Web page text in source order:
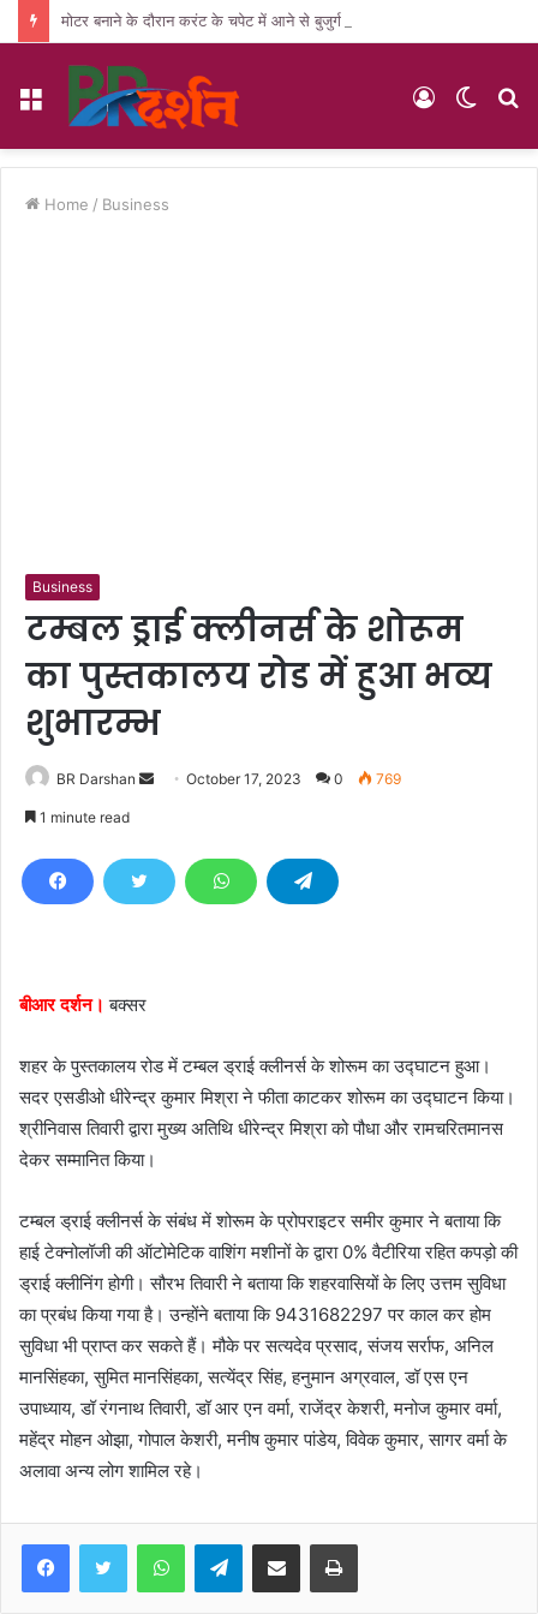
मोटर बनाने के दौरान करंट के चपेट में आने से बुजुर्ग की मौत, पसरा मातम
Menu
Switch
Log
Home / Business
Business
टम्बल ड्राई क्लीनर्स के शोरूम
का पुस्तकालय रोड में हुआ भव्य
शुभारम्भ
BR Darshan
d
l
October 17, 2023 0 769
1 minute read
बीआर दर्शन। बक्सर
शहर के पुस्तकालय रोड में टम्बल ड्राई क्लीनर्स के शोरूम का उद्घाटन हुआ।
सदर एसडीओ धीरेन्द्र कुमार मिश्रा ने फीता काटकर शोरूम का उद्घाटन किया।
श्रीनिवास तिवारी द्वारा मुख्य अतिथि धीरेन्द्र मिश्रा को पौधा और रामचरितमानस
देकर सम्मानित किया।
टम्बल ड्राई क्लीनर्स के संबंध में शोरूम के प्रोपराइटर समीर कुमार ने बताया कि
हाई टेक्नोलॉजी की ऑटोमेटिक वाशिंग मशीनों के द्वारा 0% वैटीरिया रहित कपड़ो की
ड्राई क्लीनिंग होगी। सौरभ तिवारी ने बताया कि शहरवासियों के लिए उत्तम सुविधा
का प्रबंध किया गया है। उन्होंने बताया कि 9431682297 पर काल कर होम
सुविधा भी प्राप्त कर सकते हैं। मौके पर सत्यदेव प्रसाद, संजय सर्राफ, अनिल
मानसिंहका, सुमित मानसिंहका, सत्येंद्र सिंह, हनुमान अग्रवाल, डॉ एस एन
उपाध्याय, डॉ रंगनाथ तिवारी, डॉ आर एन वर्मा, राजेंद्र केशरी, मनोज कुमार वर्मा,
महेंद्र मोहन ओझा, गोपाल केशरी, मनीष कुमार पांडेय, विवेक कुमार, सागर वर्मा के
अलावा अन्य लोग शामिल रहे।
Telegram